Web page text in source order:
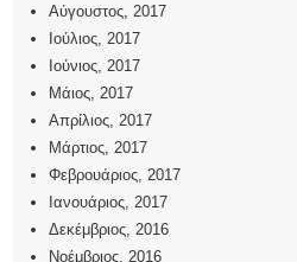
Αύγουστος, 2017
Ιούλιος, 2017
Ιούνιος, 2017
Μάιος, 2017
Απρίλιος, 2017
Μάρτιος, 2017
Φεβρουάριος, 2017
Ιανουάριος, 2017
Δεκέμβριος, 2016
Νοέμβριος, 2016